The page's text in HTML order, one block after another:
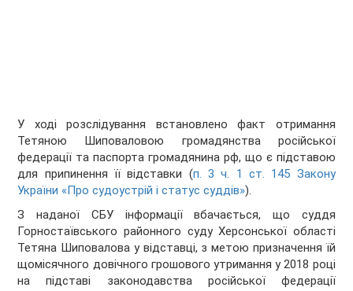
У ході розслідування встановлено факт отримання
Тетяною Шиповаловою громадянства російської
федерації та паспорта громадянина рф, що є підставою
для припинення її відставки (п. 3 ч. 1 ст. 145 Закону
України «Про судоустрій і статус суддів»).
З наданої СБУ інформації вбачається, що суддя
Горностаївського районного суду Херсонської області
Тетяна Шиповалова у відставці, з метою призначення їй
щомісячного довічного грошового утримання у 2018 році
на підставі законодавства російської федерації